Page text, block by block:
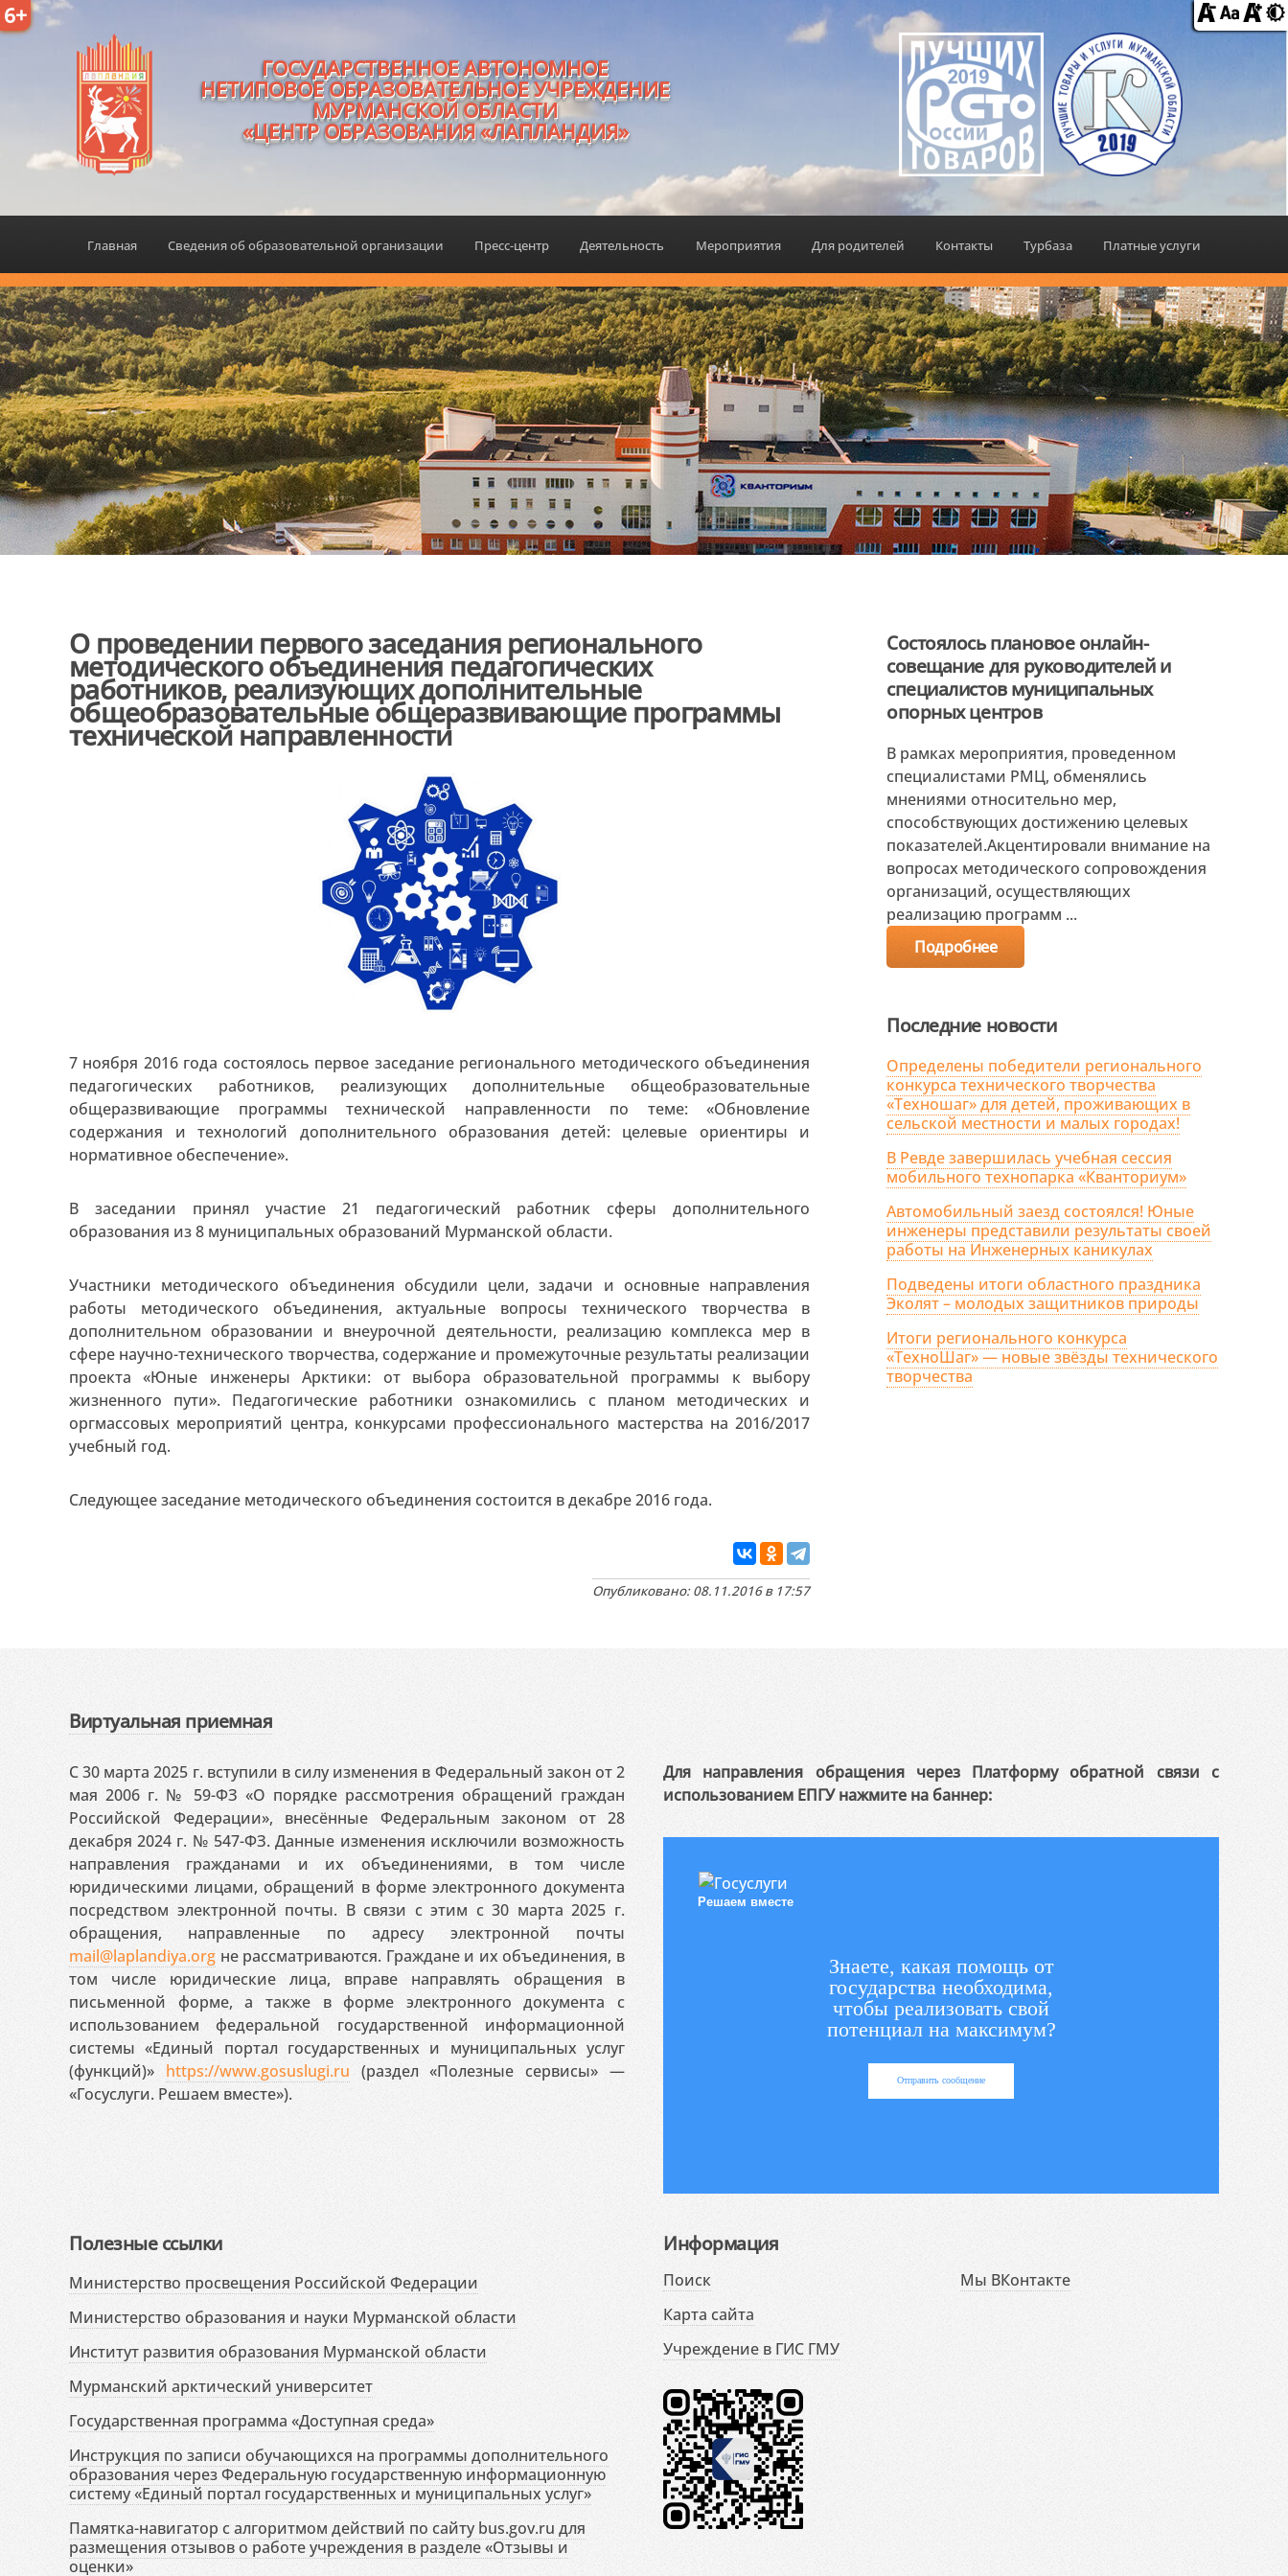
6+
ГОСУДАРСТВЕННОЕ АВТОНОМНОЕ
НЕТИПОВОЕ ОБРАЗОВАТЕЛЬНОЕ УЧРЕЖДЕНИЕ
МУРМАНСКОЙ ОБЛАСТИ
«ЦЕНТР ОБРАЗОВАНИЯ «ЛАПЛАНДИЯ»
Главная Сведения об образовательной организации Пресс-центр Деятельность Мероприятия Для родителей Контакты Турбаза Платные услуги
О проведении первого заседания регионального
методического объединения педагогических
работников, реализующих дополнительные
общеобразовательные общеразвивающие программы
технической направленности
7 ноября 2016 года состоялось первое заседание регионального методического объединения
педагогических работников, реализующих дополнительные общеобразовательные
общеразвивающие программы технической направленности по теме: «Обновление
содержания и технологий дополнительного образования детей: целевые ориентиры и
нормативное обеспечение».
В заседании принял участие 21 педагогический работник сферы дополнительного
образования из 8 муниципальных образований Мурманской области.
Участники методического объединения обсудили цели, задачи и основные направления
работы методического объединения, актуальные вопросы технического творчества в
дополнительном образовании и внеурочной деятельности, реализацию комплекса мер в
сфере научно-технического творчества, содержание и промежуточные результаты реализации
проекта «Юные инженеры Арктики: от выбора образовательной программы к выбору
жизненного пути». Педагогические работники ознакомились с планом методических и
оргмассовых мероприятий центра, конкурсами профессионального мастерства на 2016/2017
учебный год.
Следующее заседание методического объединения состоится в декабре 2016 года.
Опубликовано: 08.11.2016 в 17:57
Состоялось плановое онлайн-
совещание для руководителей и
специалистов муниципальных
опорных центров
В рамках мероприятия, проведенном
специалистами РМЦ, обменялись
мнениями относительно мер,
способствующих достижению целевых
показателей.Акцентировали внимание на
вопросах методического сопровождения
организаций, осуществляющих
реализацию программ ...
Подробнее
Последние новости
Определены победители регионального
конкурса технического творчества
«Техношаг» для детей, проживающих в
сельской местности и малых городах!
В Ревде завершилась учебная сессия
мобильного технопарка «Кванториум»
Автомобильный заезд состоялся! Юные
инженеры представили результаты своей
работы на Инженерных каникулах
Подведены итоги областного праздника
Эколят – молодых защитников природы
Итоги регионального конкурса
«ТехноШаг» — новые звёзды технического
творчества
Виртуальная приемная
С 30 марта 2025 г. вступили в силу изменения в Федеральный закон от 2
мая 2006 г. № 59-ФЗ «О порядке рассмотрения обращений граждан
Российской Федерации», внесённые Федеральным законом от 28
декабря 2024 г. № 547-ФЗ. Данные изменения исключили возможность
направления гражданами и их объединениями, в том числе
юридическими лицами, обращений в форме электронного документа
посредством электронной почты. В связи с этим с 30 марта 2025 г.
обращения, направленные по адресу электронной почты
mail@laplandiya.org не рассматриваются. Граждане и их объединения, в
том числе юридические лица, вправе направлять обращения в
письменной форме, а также в форме электронного документа с
использованием федеральной государственной информационной
системы «Единый портал государственных и муниципальных услуг
(функций)» https://www.gosuslugi.ru (раздел «Полезные сервисы» —
«Госуслуги. Решаем вместе»).
Для направления обращения через Платформу обратной связи с
использованием ЕПГУ нажмите на баннер:
Решаем вместе
Знаете, какая помощь от
государства необходима,
чтобы реализовать свой
потенциал на максимум?
Отправить сообщение
Полезные ссылки
Министерство просвещения Российской Федерации
Министерство образования и науки Мурманской области
Институт развития образования Мурманской области
Мурманский арктический университет
Государственная программа «Доступная среда»
Инструкция по записи обучающихся на программы дополнительного
образования через Федеральную государственную информационную
систему «Единый портал государственных и муниципальных услуг»
Памятка-навигатор с алгоритмом действий по сайту bus.gov.ru для
размещения отзывов о работе учреждения в разделе «Отзывы и
оценки»
Информация
Поиск
Карта сайта
Учреждение в ГИС ГМУ
Мы ВКонтакте